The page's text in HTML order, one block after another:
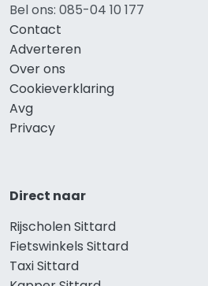
Bel ons: 085-04 10 177
Contact
Adverteren
Over ons
Cookieverklaring
Avg
Privacy
Direct naar
Rijscholen Sittard
Fietswinkels Sittard
Taxi Sittard